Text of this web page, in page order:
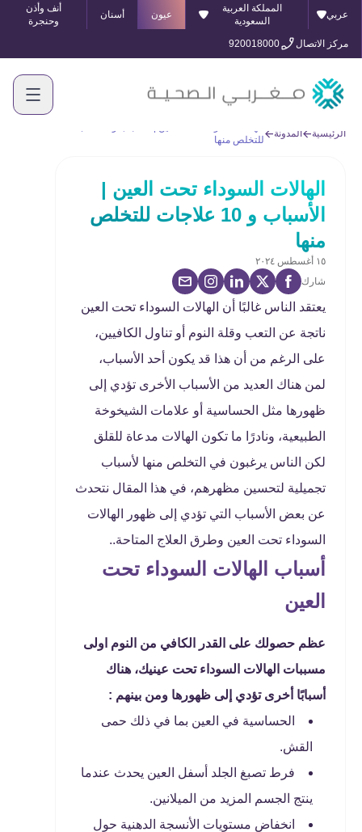
عربي
المملكة العربية
السعودية
عيون أسنان
أنف وأذن
وحنجرة
مركز الاتصال
920018000
الرئيسية المدونة
للتخلص منها
الهالات السوداء تحت العين |
الأسباب و 10 علاجات للتخلص
منها
١٥ أغسطس ٢٠٢٤
شارك
يعتقد الناس غالبًا أن الهالات السوداء تحت العين
ناتجة عن التعب وقلة النوم أو تناول الكافيين،
على الرغم من أن هذا قد يكون أحد الأسباب،
لمن هناك العديد من الأسباب الأخرى تؤدي إلى
ظهورها مثل الحساسية أو علامات الشيخوخة
الطبيعية، ونادرًا ما تكون الهالات مدعاة للقلق
لكن الناس يرغبون في التخلص منها لأسباب
تجميلية لتحسين مظهرهم، في هذا المقال نتحدث
عن بعض الأسباب التي تؤدي إلى ظهور الهالات
السوداء تحت العين وطرق العلاج المتاحة..
أسباب الهالات السوداء تحت
العين
عظم حصولك على القدر الكافي من النوم اولى
مسببات الهالات السوداء تحت عينيك، هناك
أسبابًا أخرى تؤدي إلى ظهورها ومن بينهم :
الحساسية في العين بما في ذلك حمى
القش.
فرط تصبغ الجلد أسفل العين يحدث عندما
ينتج الجسم المزيد من الميلانين.
انخفاض مستويات الأنسجة الدهنية حول